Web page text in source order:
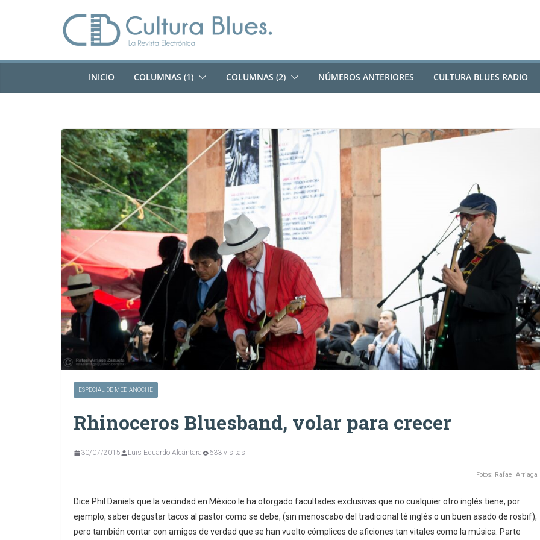
INICIO COLUMNAS (1) COLUMNAS (2) NÚMEROS ANTERIORES CULTURA BLUES RADIO
ESPECIAL DE MEDIANOCHE
Rhinoceros Bluesband, volar para crecer
30/07/2015 Luis Eduardo Alcántara 633 visitas
Fotos: Rafael Arriaga
Dice Phil Daniels que la vecindad en México le ha otorgado facultades exclusivas que no cualquier otro inglés tiene, por
ejemplo, saber degustar tacos al pastor como se debe, (sin menoscabo del tradicional té inglés o un buen asado de rosbif),
pero también contar con amigos de verdad que se han vuelto cómplices de aficiones tan vitales como la música. Parte